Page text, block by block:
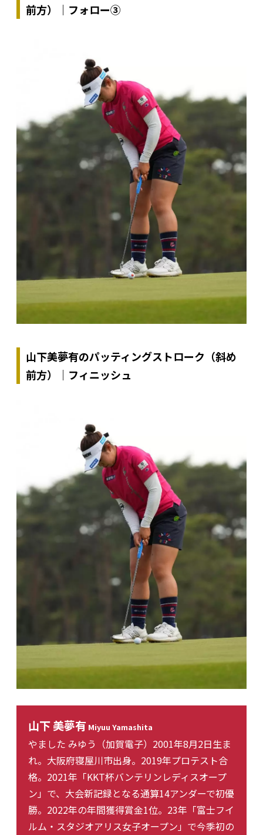
前方）｜フォロー③
山下美夢有のパッティングストローク（斜め
前方）｜フィニッシュ
山下 美夢有 Miyuu Yamashita
やました みゆう（加賀電子）2001年8月2日生ま
れ。大阪府寝屋川市出身。2019年プロテスト合
格。2021年「KKT杯バンテリンレディスオープ
ン」で、大会新記録となる通算14アンダーで初優
勝。2022年の年間獲得賞金1位。23年「富士フイ
ルム・スタジオアリス女子オープン」で今季初の